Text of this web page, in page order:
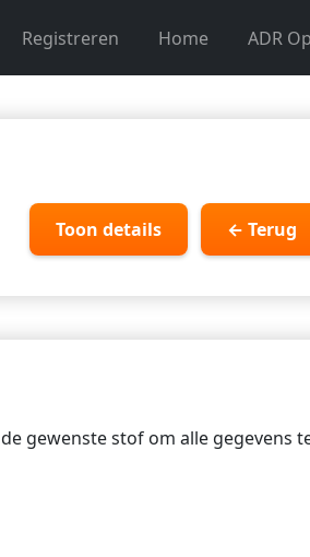
Registreren Home ADR
Toon details ← Terug
gewenste stof om alle